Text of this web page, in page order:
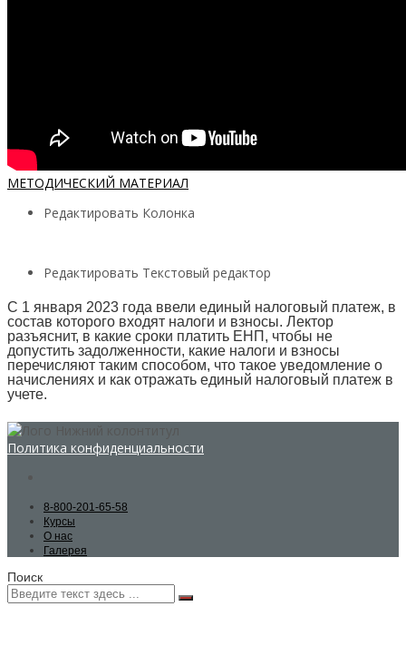
МЕТОДИЧЕСКИЙ МАТЕРИАЛ
Редактировать Колонка
Редактировать Текстовый редактор
С 1 января 2023 года ввели единый налоговый платеж, в
состав которого входят налоги и взносы. Лектор
разъяснит, в какие сроки платить ЕНП, чтобы не
допустить задолженности, какие налоги и взносы
перечисляют таким способом, что такое уведомление о
начислениях и как отражать единый налоговый платеж в
учете.
Политика конфиденциальности
8-800-201-65-58
Курсы
О нас
Галерея
Поиск